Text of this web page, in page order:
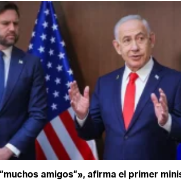
amigos”», afirma el primer